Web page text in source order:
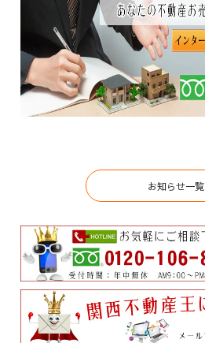
お知らせ一覧